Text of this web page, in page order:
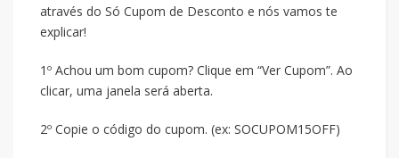
através do Só Cupom de Desconto e nós vamos te
explicar!
1º Achou um bom cupom? Clique em “Ver Cupom”. Ao
clicar, uma janela será aberta.
2º Copie o código do cupom. (ex: SOCUPOM15OFF)